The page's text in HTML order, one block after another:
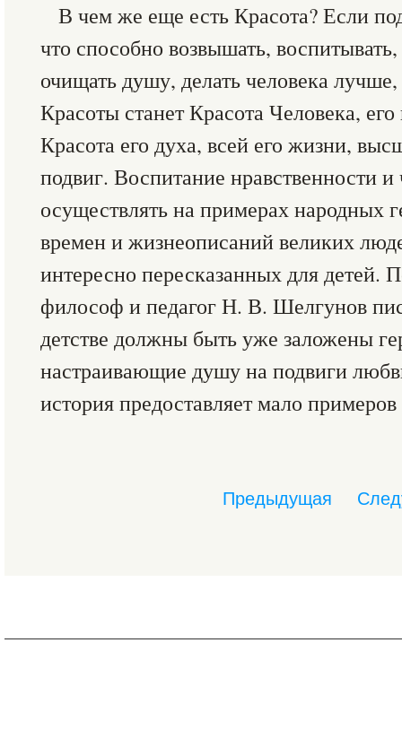
В чем же еще есть Красота? Если
что способно возвышать,
очищать душу, делать человека
Красоты станет Красота Человека,
Красота его духа, всей его жизни,
подвиг. Воспитание нравственности
осуществлять на примерах народных
времен и жизнеописаний великих
интересно пересказанных для детей.
философ и педагог Н. В. Шелгунов
детстве должны быть уже заложены
настраивающие душу на подвиги
история предоставляет мало примеров
Предыдущая